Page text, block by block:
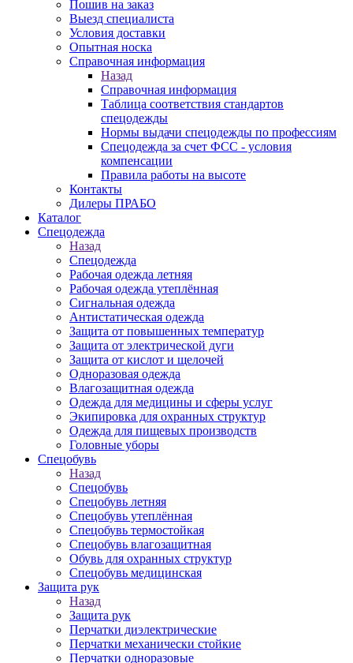
Пошив на заказ
Выезд специалиста
Условия доставки
Опытная носка
Справочная информация
Назад
Справочная информация
Таблица соответствия стандартов
спецодежды
Нормы выдачи спецодежды по профессиям
Спецодежда за счет ФСС - условия
компенсации
Правила работы на высоте
Контакты
Дилеры ПРАБО
Каталог
Спецодежда
Назад
Спецодежда
Рабочая одежда летняя
Рабочая одежда утеплённая
Сигнальная одежда
Антистатическая одежда
Защита от повышенных температур
Защита от электрической дуги
Защита от кислот и щелочей
Одноразовая одежда
Влагозащитная одежда
Одежда для медицины и сферы услуг
Экипировка для охранных структур
Одежда для пищевых производств
Головные уборы
Спецобувь
Назад
Спецобувь
Спецобувь летняя
Спецобувь утеплённая
Спецобувь термостойкая
Спецобувь влагозащитная
Обувь для охранных структур
Спецобувь медицинская
Защита рук
Назад
Защита рук
Перчатки диэлектрические
Перчатки механически стойкие
Перчатки одноразовые